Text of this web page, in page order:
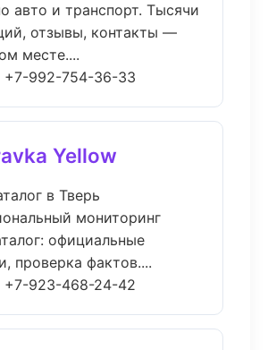
авто и транспорт. Тысячи
отзывы, контакты —
месте....
+7-992-754-36-33
Yellow
в Тверь
мониторинг
официальные
проверка фактов....
+7-923-468-24-42